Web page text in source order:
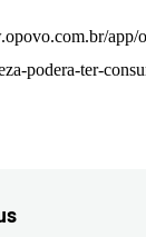
app/
podera-ter-